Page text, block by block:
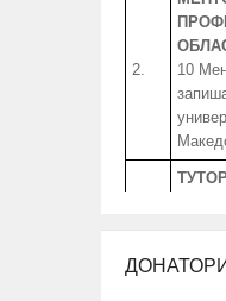
2.
10
3.